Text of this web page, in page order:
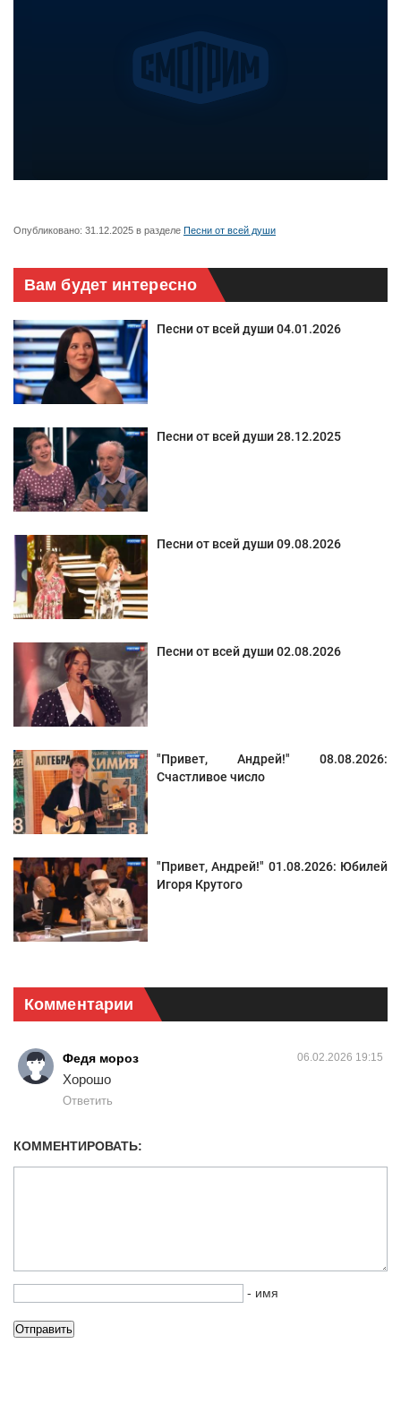
Опубликовано: 31.12.2025 в разделе Песни от всей души
Вам будет интересно
Песни от всей души 04.01.2026
Песни от всей души 28.12.2025
Песни от всей души 09.08.2026
Песни от всей души 02.08.2026
"Привет, Андрей!" 08.08.2026:
Счастливое число
"Привет, Андрей!" 01.08.2026: Юбилей
Игоря Крутого
Комментарии
Федя мороз 06.02.2026 19:15
Хорошо
Ответить
КОММЕНТИРОВАТЬ:
- имя